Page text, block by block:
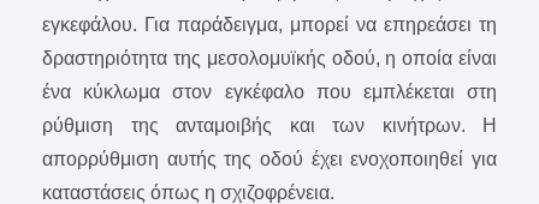
εγκεφάλου. Για παράδειγμα, μπορεί να επηρεάσει τη
δραστηριότητα της μεσολομυϊκής οδού, η οποία είναι
ένα κύκλωμα στον εγκέφαλο που εμπλέκεται στη
ρύθμιση της ανταμοιβής και των κινήτρων. Η
απορρύθμιση αυτής της οδού έχει ενοχοποιηθεί για
καταστάσεις όπως η σχιζοφρένεια.